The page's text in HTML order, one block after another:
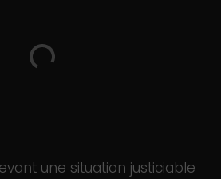
une situation justiciable